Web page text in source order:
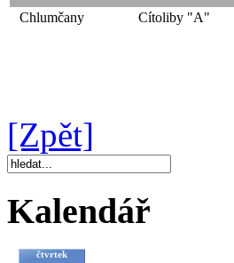
Chlumčany Cítoliby "A"
[Zpět]
Kalendář
čtvrtek